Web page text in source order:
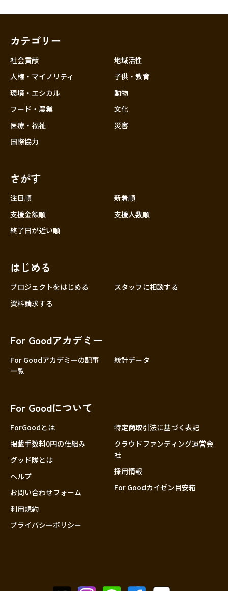
近畿
中国
大分
カテゴリー
社会貢献
人権・マイノリティ
環境・エシカル
フード・農業
医療・福祉
国際協力
地域活性
子供・教育
動物
文化
災害
さがす
注目順
新着順
支援金額順
支援人数順
終了日が近い順
はじめる
プロジェクトをはじめる
スタッフに相談する
資料請求する
For Goodアカデミー
For Goodアカデミーの記事
一覧
統計データ
For Goodについて
ForGoodとは
掲載手数料0円の仕組み
グッド隊とは
ヘルプ
お問い合わせフォーム
利用規約
プライバシーポリシー
特定商取引法に基づく表記
クラウドファンディング運営会
社
採用情報
For Goodカイゼン目安箱